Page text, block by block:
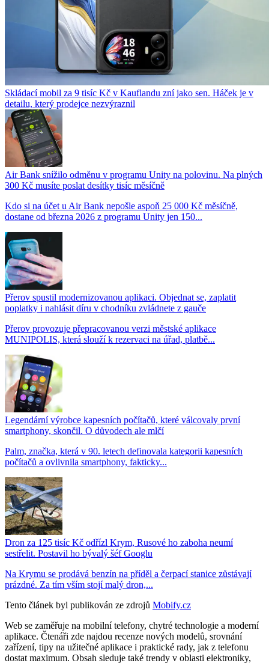
Skládací mobil za 9 tisíc Kč v Kauflandu zní jako sen. Háček je v
detailu, který prodejce nezvýraznil
Air Bank snížilo odměnu v programu Unity na polovinu. Na plných
300 Kč musíte poslat desítky tisíc měsíčně
Kdo si na účet u Air Bank nepošle aspoň 25 000 Kč měsíčně,
dostane od března 2026 z programu Unity jen 150...
Přerov spustil modernizovanou aplikaci. Objednat se, zaplatit
poplatky i nahlásit díru v chodníku zvládnete z gauče
Přerov provozuje přepracovanou verzi městské aplikace
MUNIPOLIS, která slouží k rezervaci na úřad, platbě...
Legendární výrobce kapesních počítačů, které válcovaly první
smartphony, skončil. O důvodech ale mlčí
Palm, značka, která v 90. letech definovala kategorii kapesních
počítačů a ovlivnila smartphony, fakticky...
Dron za 125 tisíc Kč odřízl Krym, Rusové ho zaboha neumí
sestřelit. Postavil ho bývalý šéf Googlu
Na Krymu se prodává benzín na příděl a čerpací stanice zůstávají
prázdné. Za tím vším stojí malý dron,...
Tento článek byl publikován ze zdrojů Mobify.cz
Web se zaměřuje na mobilní telefony, chytré technologie a moderní
aplikace. Čtenáři zde najdou recenze nových modelů, srovnání
zařízení, tipy na užitečné aplikace i praktické rady, jak z telefonu
dostat maximum. Obsah sleduje také trendy v oblasti elektroniky,